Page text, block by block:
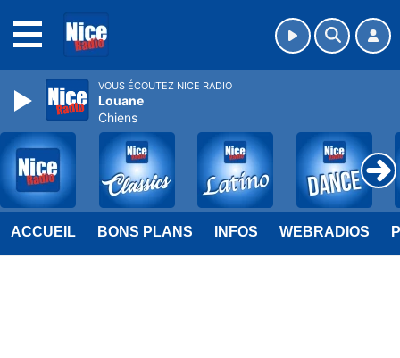
ACCUEIL BONS PLANS INFOS WEBRADIOS
VOUS ÉCOUTEZ NICE RADIO
Louane
Chiens